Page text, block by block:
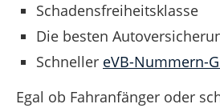
Schadensfreiheitsklasse
Die besten
Schneller eVB-Nummern-
Egal ob Fahranfänger oder